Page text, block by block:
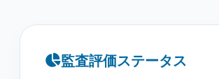
監査評価ステータス